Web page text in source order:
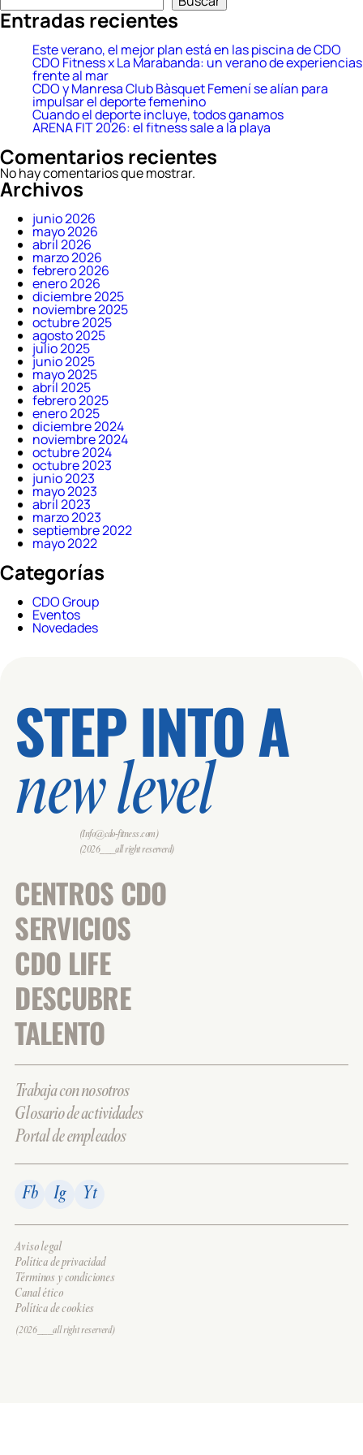
Entradas recientes
Este verano, el mejor plan está en las piscina de CDO
CDO Fitness x La Marabanda: un verano de experiencias
frente al mar
CDO y Manresa Club Bàsquet Femení se alían para
impulsar el deporte femenino
Cuando el deporte incluye, todos ganamos
ARENA FIT 2026: el fitness sale a la playa
Comentarios recientes
No hay comentarios que mostrar.
Archivos
junio 2026
mayo 2026
abril 2026
marzo 2026
febrero 2026
enero 2026
diciembre 2025
noviembre 2025
octubre 2025
agosto 2025
julio 2025
junio 2025
mayo 2025
abril 2025
febrero 2025
enero 2025
diciembre 2024
noviembre 2024
octubre 2024
octubre 2023
junio 2023
mayo 2023
abril 2023
marzo 2023
septiembre 2022
mayo 2022
Categorías
CDO Group
Eventos
Novedades
STEP INTO A
new level
(Info@cdo-fitness.com)
(2026___all right reserverd)
CENTROS CDO
SERVICIOS
CDO LIFE
DESCUBRE
TALENTO
Trabaja con nosotros
Glosario de actividades
Portal de empleados
Fb Ig Yt
Aviso legal
Política de privacidad
Términos y condiciones
Canal ético
Política de cookies
(2026___all right reserverd)